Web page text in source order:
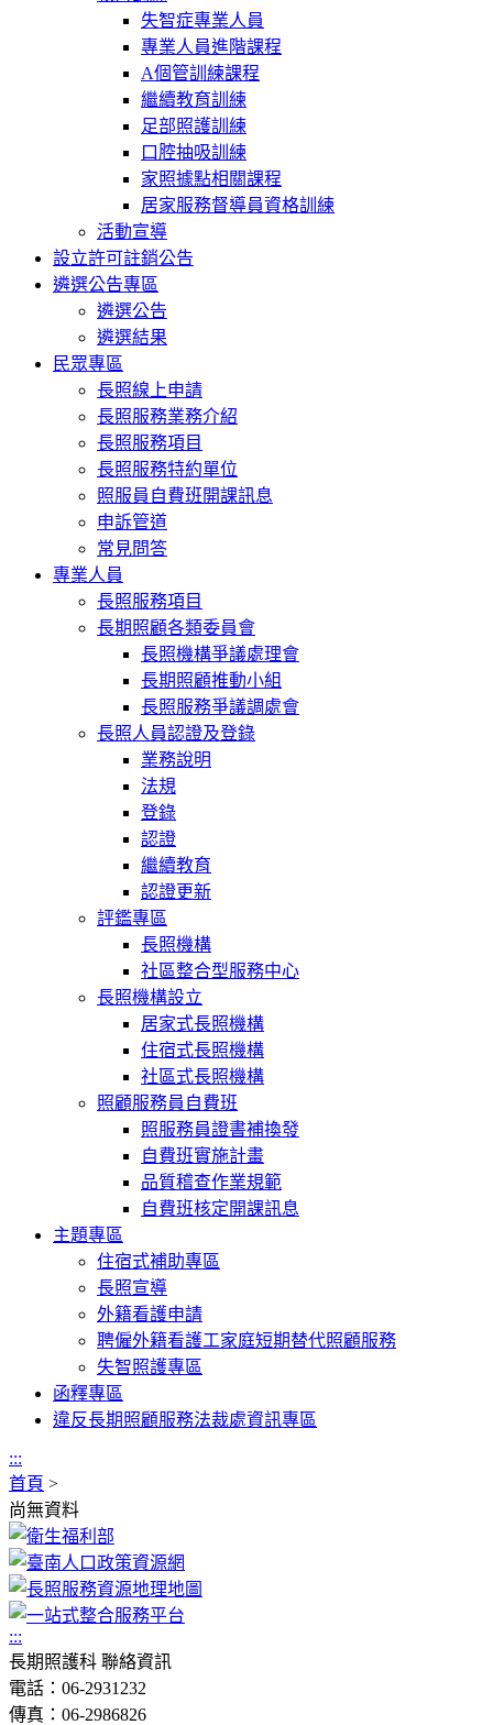
失智症專業人員
專業人員進階課程
A個管訓練課程
繼續教育訓練
足部照護訓練
口腔抽吸訓練
家照據點相關課程
居家服務督導員資格訓練
活動宣導
設立許可註銷公告
遴選公告專區
遴選公告
遴選結果
民眾專區
長照線上申請
長照服務業務介紹
長照服務項目
長照服務特約單位
照服員自費班開課訊息
申訴管道
常見問答
專業人員
長照服務項目
長期照顧各類委員會
長照機構爭議處理會
長期照顧推動小組
長照服務爭議調處會
長照人員認證及登錄
業務說明
法規
登錄
認證
繼續教育
認證更新
評鑑專區
長照機構
社區整合型服務中心
長照機構設立
居家式長照機構
住宿式長照機構
社區式長照機構
照顧服務員自費班
照服務員證書補換發
自費班實施計畫
品質稽查作業規範
自費班核定開課訊息
主題專區
住宿式補助專區
長照宣導
外籍看護申請
聘僱外籍看護工家庭短期替代照顧服務
失智照護專區
函釋專區
違反長期照顧服務法裁處資訊專區
:::
首頁 >
尚無資料
:::
長期照護科 聯絡資訊
電話：06-2931232
傳真：06-2986826